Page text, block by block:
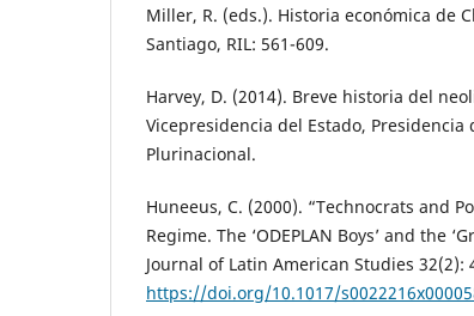
Miller, R. (eds.). Historia económica de
Santiago, RIL: 561-609.
Harvey, D. (2014). Breve historia del
Vicepresidencia del Estado, Presidencia
Plurinacional.
Huneeus, C. (2000). “Technocrats and
Regime. The ‘ODEPLAN Boys’ and the
Journal of Latin American Studies 32(2):
https://doi.org/10.1017/